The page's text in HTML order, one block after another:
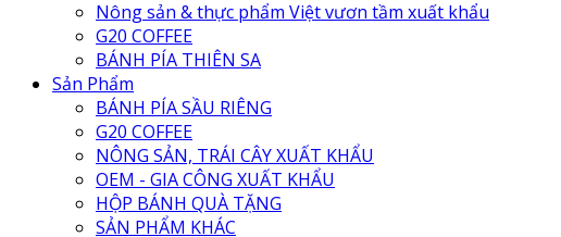
Nông sản & thực phẩm Việt vươn tầm xuất khẩu
G20 COFFEE
BÁNH PÍA THIÊN SA
Sản Phẩm
BÁNH PÍA SẦU RIÊNG
G20 COFFEE
NÔNG SẢN, TRÁI CÂY XUẤT KHẨU
OEM - GIA CÔNG XUẤT KHẨU
HỘP BÁNH QUÀ TẶNG
SẢN PHẨM KHÁC